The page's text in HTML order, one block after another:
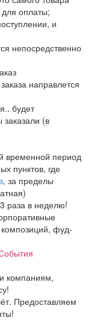
для оплаты;
и
непосредственно
направлется
будет
заказали (в
временной период
пунктов, где
, за пределы
раза в неделю!
композиций, фуд-
компаниям,
Предоставляем